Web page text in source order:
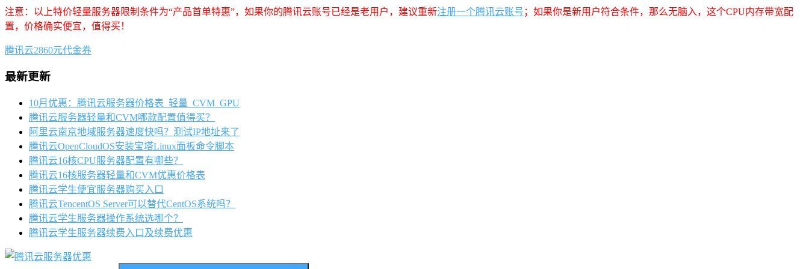
注意：以上特价轻量服务器限制条件为“产品首单特惠”，如果你的腾讯云账号已经是老用户，建议重新注册一个腾讯云账号 ；如果你是新用户符合条件，那么无脑入，这个CPU内存带宽配
置，价格确实便宜，值得买！
腾讯云2860元代金券
最新更新
10月优惠：腾讯云服务器价格表_轻量_CVM_GPU
腾讯云服务器轻量和CVM哪款配置值得买？
阿里云南京地域服务器速度快吗？测试IP地址来了
腾讯云OpenCloudOS安装宝塔Linux面板命令脚本
腾讯云16核CPU服务器配置有哪些？
腾讯云16核服务器轻量和CVM优惠价格表
腾讯云学生便宜服务器购买入口
腾讯云TencentOS Server可以替代CentOS系统吗？
腾讯云学生服务器操作系统选哪个？
腾讯云学生服务器续费入口及续费优惠